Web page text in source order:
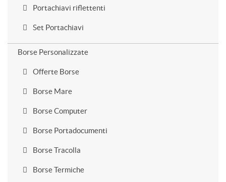
Portachiavi riflettenti
Set Portachiavi
Borse Personalizzate
Offerte Borse
Borse Mare
Borse Computer
Borse Portadocumenti
Borse Tracolla
Borse Termiche